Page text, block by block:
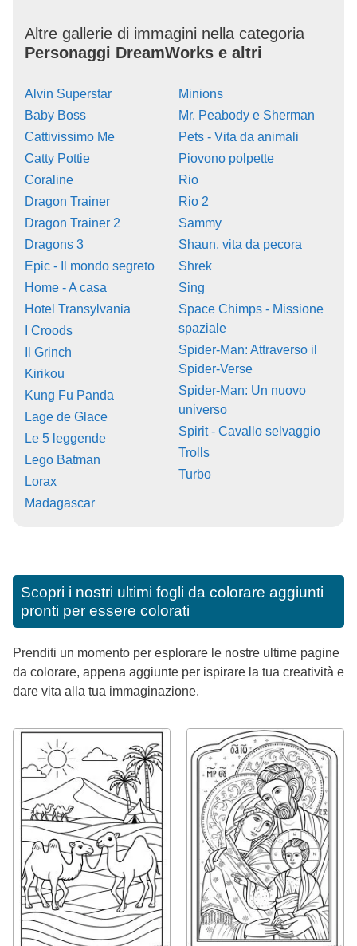
Altre gallerie di immagini nella categoria
Personaggi DreamWorks e altri
Alvin Superstar
Baby Boss
Cattivissimo Me
Catty Pottie
Coraline
Dragon Trainer
Dragon Trainer 2
Dragons 3
Epic - Il mondo segreto
Home - A casa
Hotel Transylvania
I Croods
Il Grinch
Kirikou
Kung Fu Panda
Lage de Glace
Le 5 leggende
Lego Batman
Lorax
Madagascar
Minions
Mr. Peabody e Sherman
Pets - Vita da animali
Piovono polpette
Rio
Rio 2
Sammy
Shaun, vita da pecora
Shrek
Sing
Space Chimps - Missione
spaziale
Spider-Man: Attraverso il
Spider-Verse
Spider-Man: Un nuovo
universo
Spirit - Cavallo selvaggio
Trolls
Turbo
Scopri i nostri ultimi fogli da colorare aggiunti
pronti per essere colorati
Prenditi un momento per esplorare le nostre ultime pagine
da colorare, appena aggiunte per ispirare la tua creatività e
dare vita alla tua immaginazione.